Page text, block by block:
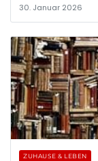
30. Januar 2026
ZUHAUSE & LEBEN